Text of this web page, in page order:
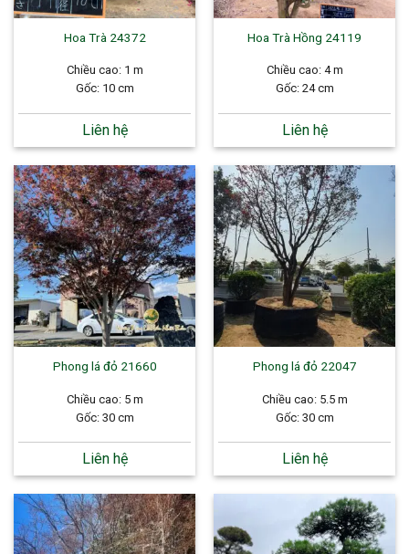
Hoa Trà 24372
Chiều cao: 1 m
Gốc: 10 cm
Liên hệ
Hoa Trà Hồng 24119
Chiều cao: 4 m
Gốc: 24 cm
Liên hệ
Phong lá đỏ 21660
Chiều cao: 5 m
Gốc: 30 cm
Liên hệ
Phong lá đỏ 22047
Chiều cao: 5.5 m
Gốc: 30 cm
Liên hệ